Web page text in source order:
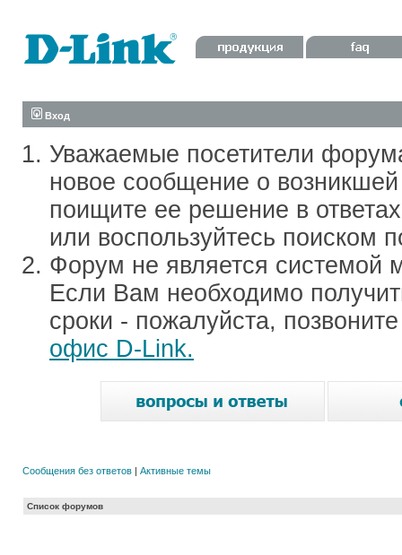
Вход
Уважаемые посетители
новое сообщение о
поищите ее решение в
или воспользуйтесь поиском
Форум не является системой
Если Вам необходимо
сроки - пожалуйста,
офис D-Link.
Сообщения без ответов | Активные темы
Список форумов